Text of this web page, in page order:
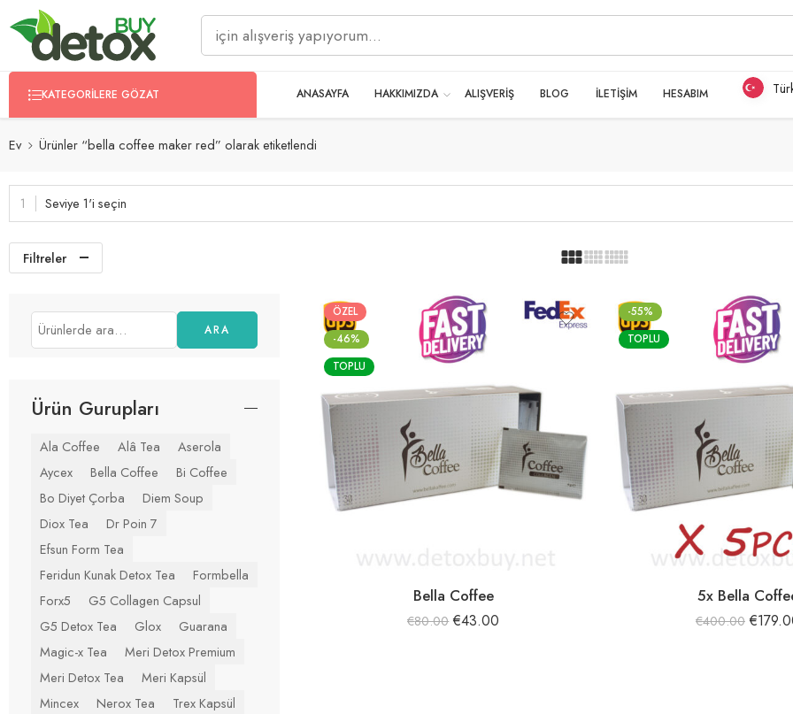
KATEGORILERE GÖZAT ANASAYFA HAKKIMIZDA ALIŞVERİŞ BLOG İLETİŞİM HESABIM
Ev Ürünler “bella coffee maker red” olarak etiketlendi
Seviye 1'i seçin
Filtreler
ÖZEL
-46%
TOPLU
Bella Coffee
€80.00 €43.00
-55%
TOPLU
5x Bella
€400.00 €
ARA
Ürün Gurupları
Ala Coffee Alâ Tea
Aserola
Aycex
Bella Coffee
Bi Coffee
Bo Diyet Çorba
Diem Soup
Diox Tea
Dr Poin 7
Efsun Form Tea
Feridun Kunak Detox Tea
Formbella
Forx5
G5 Collagen Capsul
G5 Detox Tea
Glox
Guarana
Magic-x Tea
Meri Detox Premium
Meri Detox Tea
Meri Kapsül
Mincex
Nerox Tea
Trex Kapsül